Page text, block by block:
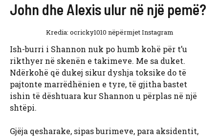
John dhe Alexis ulur në një pemë?
Kredia: ocricky1010 nëpërmjet Instagram
Ish-burri i Shannon nuk po humb kohë për t’u
rikthyer në skenën e takimeve. Me sa duket.
Ndërkohë që dukej sikur dyshja toksike do të
pajtonte marrëdhënien e tyre, të gjitha bastet
ishin të dështuara kur Shannon u përplas në një
shtëpi.
Gjëja qesharake, sipas burimeve, para aksidentit,